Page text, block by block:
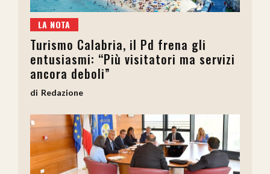
LA NOTA
Turismo Calabria, il Pd frena gli
entusiasmi: “Più visitatori ma servizi
ancora deboli”
Redazione